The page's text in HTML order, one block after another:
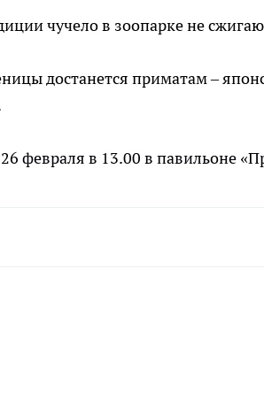
чучело в зоопарке не
достанется приматам –
февраля в 13.00 в павильоне